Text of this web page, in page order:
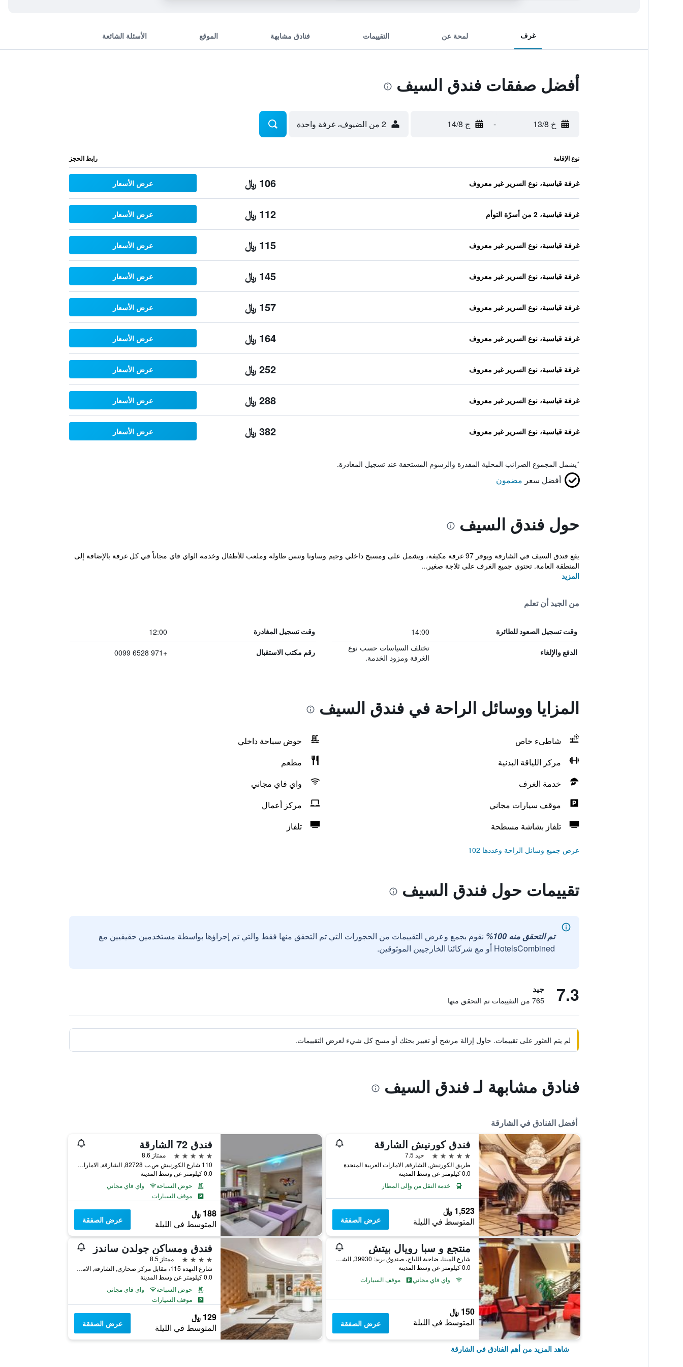
غرف لمحة عن التقييمات فنادق مشابهة الموقع الأسئلة الشائعة
أفضل صفقات فندق السيف
خ 13/8 - ج 14/8 2 من الضيوف، غرفة واحدة
نوع الإقامة رابط الحجز
غرفة قياسية، نوع السرير غير معروف 106 ﷼ عرض الأسعار
غرفة قياسية، 2 من أسرّة التوأم 112 ﷼ عرض الأسعار
غرفة قياسية، نوع السرير غير معروف 115 ﷼ عرض الأسعار
غرفة قياسية، نوع السرير غير معروف 145 ﷼ عرض الأسعار
غرفة قياسية، نوع السرير غير معروف 157 ﷼ عرض الأسعار
غرفة قياسية، نوع السرير غير معروف 164 ﷼ عرض الأسعار
غرفة قياسية، نوع السرير غير معروف 252 ﷼ عرض الأسعار
غرفة قياسية، نوع السرير غير معروف 288 ﷼ عرض الأسعار
غرفة قياسية، نوع السرير غير معروف 382 ﷼ عرض الأسعار
*يشمل المجموع الضرائب المحلية المقدرة والرسوم المستحقة عند تسجيل المغادرة.
أفضل سعر مضمون
حول فندق السيف
يقع فندق السيف في الشارقة ويوفر 97 غرفة مكيفة، ويشمل على ومسبح داخلي وجيم وساونا وتنس طاولة وملعب للأطفال وخدمة الواي فاي مجاناً في كل غرفة بالإضافة إلى
المنطقة العامة. تحتوي جميع الغرف على ثلاجة صغير...
المزيد
من الجيد أن تعلم
وقت تسجيل الصعود للطائرة 14:00 وقت تسجيل المغادرة 12:00
الدفع والإلغاء
تختلف السياسات حسب نوع
الغرفة ومزود الخدمة.
رقم مكتب الاستقبال +971 6528 0099
المزايا ووسائل الراحة في فندق السيف
شاطىء خاص
حوض سباحة داخلي
مركز اللياقة البدنية
مطعم
خدمة الغرف
واي فاي مجاني
موقف سيارات مجاني
مركز أعمال
تلفاز بشاشة مسطحة
تلفاز
عرض جميع وسائل الراحة وعددها 102
تقييمات حول فندق السيف
تم التحقق منه 100%
نقوم بجمع وعرض التقييمات من الحجوزات التي تم التحقق منها فقط والتي تم إجراؤها بواسطة مستخدمين حقيقيين مع
HotelsCombined أو مع شركائنا الخارجيين الموثوقين.
7.3 جيد
765 من التقييمات تم التحقق منها
لم يتم العثور على تقييمات. حاول إزالة مرشح أو تغيير بحثك أو مسح كل شيء لعرض التقييمات.
فنادق مشابهة لـ فندق السيف
أفضل الفنادق في الشارقة
فندق كورنيش الشارقة
5 نجوم
جيد 7.5
طريق الكورنيش, الشارقة, الامارات العربية المتحدة
0.0 كيلومتر عن وسط المدينة
خدمة النقل من وإلى المطار
1,523 ﷼
المتوسط في الليلة عرض الصفقة
فندق 72 الشارقة
5 نجوم
ممتاز 8.6
110 شارع الكورنيش ص.ب 82728, الشارقة, الامارات العربية المتحدة
0.0 كيلومتر عن وسط المدينة
حوض السباحة
واي فاي مجاني
موقف السيارات
188 ﷼
المتوسط في الليلة عرض الصفقة
منتجع و سبا رويال بيتش
شارع المينا، ضاحية اللياح، صندوق بريد: 39930, الشارقة, الامارات العربية المتحدة
0.0 كيلومتر عن وسط المدينة
واي فاي مجاني
موقف السيارات
150 ﷼
المتوسط في الليلة عرض الصفقة
فندق ومساكن جولدن ساندز
4 نجوم
ممتاز 8.5
شارع النهدة 115، مقابل مركز صحارى, الشارقة, الامارات العربية المتحدة
0.0 كيلومتر عن وسط المدينة
حوض السباحة
واي فاي مجاني
موقف السيارات
129 ﷼
المتوسط في الليلة عرض الصفقة
شاهد المزيد من أهم الفنادق في الشارقة